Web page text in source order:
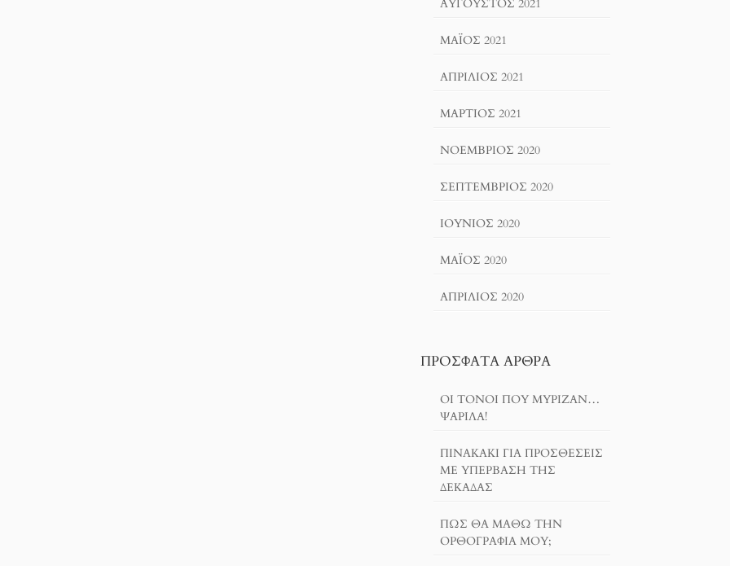
ΑΎΓΟΥΣΤΟΣ 2021
ΜΆΙΟΣ 2021
ΑΠΡΊΛΙΟΣ 2021
ΜΆΡΤΙΟΣ 2021
ΝΟΈΜΒΡΙΟΣ 2020
ΣΕΠΤΈΜΒΡΙΟΣ 2020
ΙΟΎΝΙΟΣ 2020
ΜΆΙΟΣ 2020
ΑΠΡΊΛΙΟΣ 2020
ΠΡΌΣΦΑΤΑ ΆΡΘΡΑ
ΟΙ ΤΌΝΟΙ ΠΟΥ ΜΎΡΙΖΑΝ…
ΨΑΡΊΛΑ!
ΠΙΝΑΚΆΚΙ ΓΙΑ ΠΡΟΣΘΈΣΕΙΣ
ΜΕ ΥΠΈΡΒΑΣΗ ΤΗΣ
ΔΕΚΆΔΑΣ
ΠΏΣ ΘΑ ΜΆΘΩ ΤΗΝ
ΟΡΘΟΓΡΑΦΊΑ ΜΟΥ;